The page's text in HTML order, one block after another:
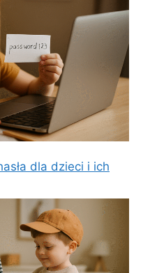
dla dzieci i ich